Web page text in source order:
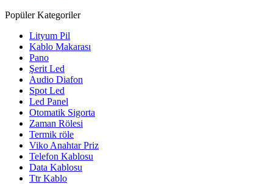
Popüler Kategoriler
Lityum Pil
Kablo Makarası
Pano
Şerit Led
Audio Diafon
Spot Led
Led Panel
Otomatik Sigorta
Zaman Rölesi
Termik röle
Viko Anahtar Priz
Telefon Kablosu
Data Kablosu
Ttr Kablo